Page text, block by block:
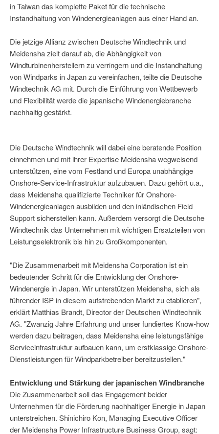
in Taiwan das komplette Paket für die technische
Instandhaltung von Windenergieanlagen aus einer Hand an.
Die jetzige Allianz zwischen Deutsche Windtechnik und
Meidensha zielt darauf ab, die Abhängigkeit von
Windturbinenherstellern zu verringern und die Instandhaltung
von Windparks in Japan zu vereinfachen, teilte die Deutsche
Windtechnik AG mit. Durch die Einführung von Wettbewerb
und Flexibilität werde die japanische Windenergiebranche
nachhaltig gestärkt.
Die Deutsche Windtechnik will dabei eine beratende Position
einnehmen und mit ihrer Expertise Meidensha wegweisend
unterstützen, eine vom Festland und Europa unabhängige
Onshore-Service-Infrastruktur aufzubauen. Dazu gehört u.a.,
dass Meidensha qualifizierte Techniker für Onshore-
Windenergieanlagen ausbilden und den inländischen Field
Support sicherstellen kann. Außerdem versorgt die Deutsche
Windtechnik das Unternehmen mit wichtigen Ersatzteilen von
Leistungselektronik bis hin zu Großkomponenten.
"Die Zusammenarbeit mit Meidensha Corporation ist ein
bedeutender Schritt für die Entwicklung der Onshore-
Windenergie in Japan. Wir unterstützen Meidensha, sich als
führender ISP in diesem aufstrebenden Markt zu etablieren",
erklärt Matthias Brandt, Director der Deutschen Windtechnik
AG. "Zwanzig Jahre Erfahrung und unser fundiertes Know-how
werden dazu beitragen, dass Meidensha eine leistungsfähige
Serviceinfrastruktur aufbauen kann, um erstklassige Onshore-
Dienstleistungen für Windparkbetreiber bereitzustellen."
Entwicklung und Stärkung der japanischen Windbranche
Die Zusammenarbeit soll das Engagement beider
Unternehmen für die Förderung nachhaltiger Energie in Japan
unterstreichen. Shinichiro Kon, Managing Executive Officer
der Meidensha Power Infrastructure Business Group, sagt: